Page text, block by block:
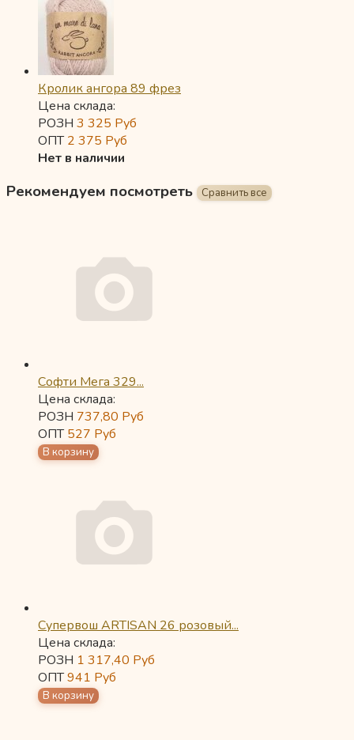
Кролик ангора 89 фрез
Цена склада:
РОЗН 3 325 Руб
ОПТ2 375 Руб
Нет в наличии
Рекомендуем посмотреть
Софти Мега 329...
Цена склада:
РОЗН 737,80 Руб
ОПТ527 Руб
Супервош ARTISAN 26 розовый...
Цена склада:
РОЗН 1 317,40 Руб
ОПТ941 Руб